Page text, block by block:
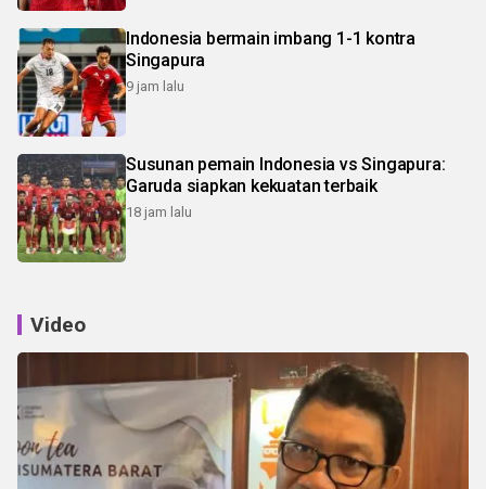
Indonesia bermain imbang 1-1 kontra
Singapura
9 jam lalu
Susunan pemain Indonesia vs Singapura:
Garuda siapkan kekuatan terbaik
18 jam lalu
Video